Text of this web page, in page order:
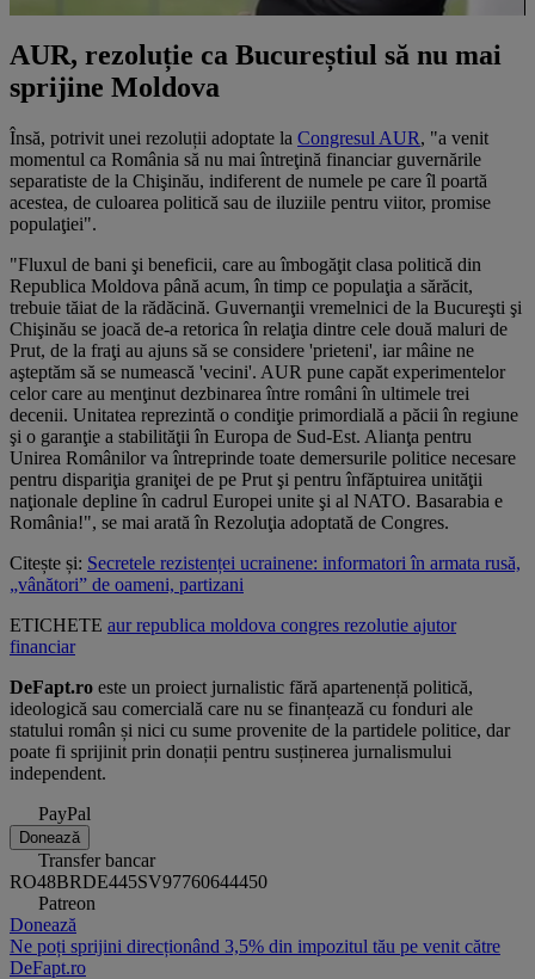
AUR, rezoluție ca Bucureștiul să nu mai
sprijine Moldova
Însă, potrivit unei rezoluții adoptate la Congresul AUR, "a venit
momentul ca România să nu mai întreţină financiar guvernările
separatiste de la Chişinău, indiferent de numele pe care îl poartă
acestea, de culoarea politică sau de iluziile pentru viitor, promise
populaţiei".
"Fluxul de bani şi beneficii, care au îmbogăţit clasa politică din
Republica Moldova până acum, în timp ce populaţia a sărăcit,
trebuie tăiat de la rădăcină. Guvernanţii vremelnici de la Bucureşti şi
Chişinău se joacă de-a retorica în relaţia dintre cele două maluri de
Prut, de la fraţi au ajuns să se considere 'prieteni', iar mâine ne
aşteptăm să se numească 'vecini'. AUR pune capăt experimentelor
celor care au menţinut dezbinarea între români în ultimele trei
decenii. Unitatea reprezintă o condiţie primordială a păcii în regiune
şi o garanţie a stabilităţii în Europa de Sud-Est. Alianţa pentru
Unirea Românilor va întreprinde toate demersurile politice necesare
pentru dispariţia graniţei de pe Prut şi pentru înfăptuirea unităţii
naţionale depline în cadrul Europei unite şi al NATO. Basarabia e
România!", se mai arată în Rezoluţia adoptată de Congres.
Citește și: Secretele rezistenței ucrainene: informatori în armata rusă,
„vânători” de oameni, partizani
ETICHETE aurrepublica moldova congres rezolutie ajutor
financiar
DeFapt.ro este un proiect jurnalistic fără apartenență politică,
ideologică sau comercială care nu se finanțează cu fonduri ale
statului român și nici cu sume provenite de la partidele politice, dar
poate fi sprijinit prin donații pentru susținerea jurnalismului
independent.
PayPal
Donează
Transfer bancar
RO48BRDE445SV97760644450
Patreon
Donează
Ne poți sprijini direcționând 3,5% din impozitul tău pe venit către
DeFapt.ro